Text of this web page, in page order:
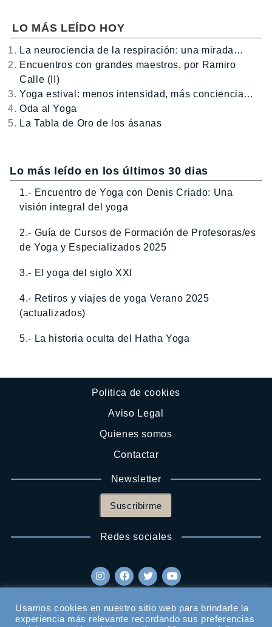
LO MÁS LEÍDO HOY
La neurociencia de la respiración: una mirada…
Encuentros con grandes maestros, por Ramiro
Calle (II)
Yoga estival: menos intensidad, más conciencia…
Oda al Yoga
La Tabla de Oro de los ásanas
Lo más leído en los últimos 30 dias
1.- Encuentro de Yoga con Denis Criado: Una
visión integral del yoga
2.- Guía de Cursos de Formación de Profesoras/es
de Yoga y Especializados 2025
3.- El yoga del siglo XXI
4.- Retiros y viajes de yoga Verano 2025
(actualizados)
5.- La historia oculta del Hatha Yoga
Politica de cookies
Aviso Legal
Quienes somos
Contactar
Newsletter
Suscribirme
Redes sociales
Usamos cookies en nuestro sitio web para brindarle la
experiencia más relevante recordando sus preferencias